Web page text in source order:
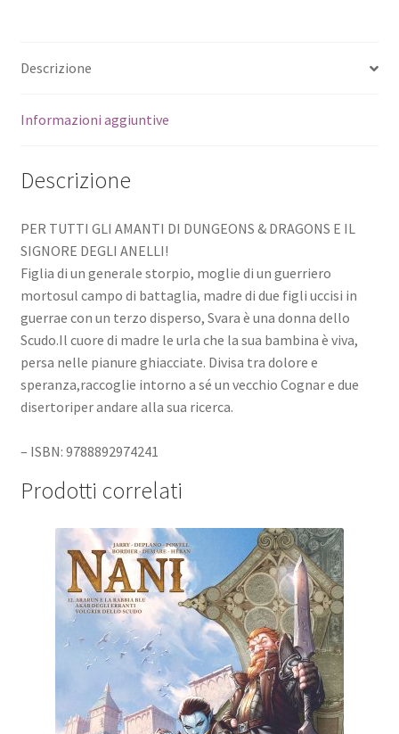
Descrizione
Informazioni aggiuntive
Descrizione
PER TUTTI GLI AMANTI DI DUNGEONS & DRAGONS E IL
SIGNORE DEGLI ANELLI!
Figlia di un generale storpio, moglie di un guerriero
mortosul campo di battaglia, madre di due figli uccisi in
guerrae con un terzo disperso, Svara è una donna dello
Scudo.Il cuore di madre le urla che la sua bambina è viva,
persa nelle pianure ghiacciate. Divisa tra dolore e
speranza,raccoglie intorno a sé un vecchio Cognar e due
disertoriper andare alla sua ricerca.
– ISBN: 9788892974241
Prodotti correlati